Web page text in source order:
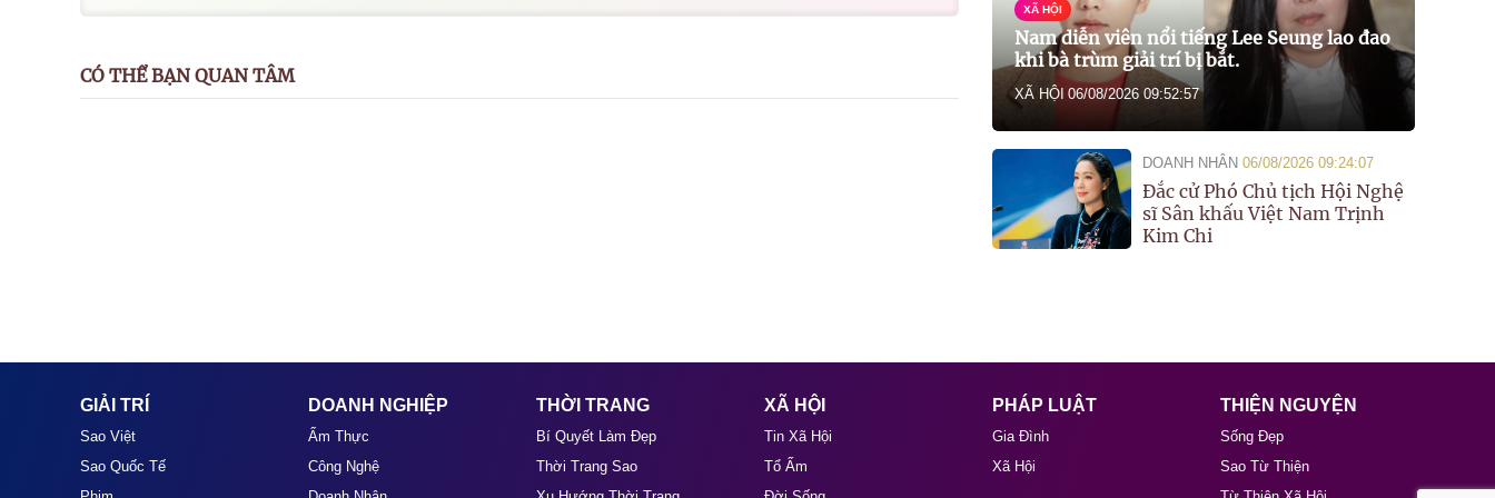
CÓ THỂ BẠN QUAN TÂM
XÃ HỘI
Nam diễn viên nổi tiếng Lee Seung lao đao
khi bà trùm giải trí bị bắt.
XÃ HỘI 06/08/2026 09:52:57
DOANH NHÂN 06/08/2026 09:24:07
Đắc cử Phó Chủ tịch Hội Nghệ
sĩ Sân khấu Việt Nam Trịnh
Kim Chi
GIẢI TRÍ
Sao Việt
Sao Quốc Tế
DOANH NGHIỆP
Ẩm Thực
Công Nghệ
THỜI TRANG
Bí Quyết Làm Đẹp
Thời Trang Sao
XÃ HỘI
Tin Xã Hội
Tổ Ấm
PHÁP LUẬT
Gia Đình
Xã Hội
THIỆN NGUYỆN
Sống Đẹp
Sao Từ Thiện